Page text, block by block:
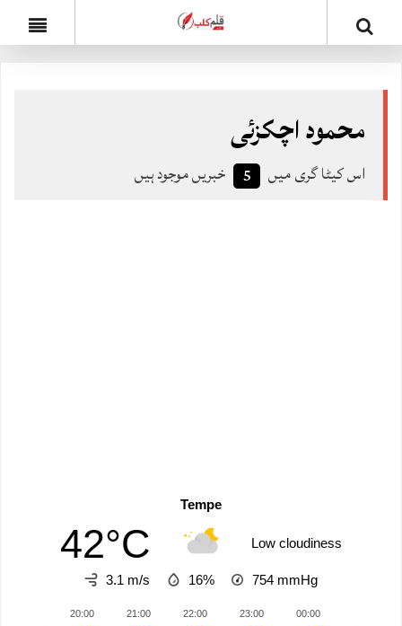
محمود اچکزئی
اس کیٹا گری میں 5 خبریں موجود ہیں
Tempe
42°C Low cloudiness
3.1 m/s 16% 754 mmHg
20:00 21:00 22:00 23:00 00:00